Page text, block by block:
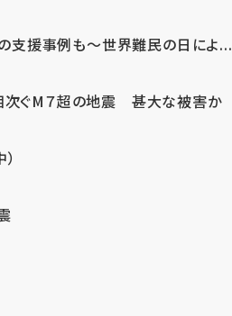
の支援事例も～世界難民の日によ...
次ぐM７超の地震 甚大な被害か